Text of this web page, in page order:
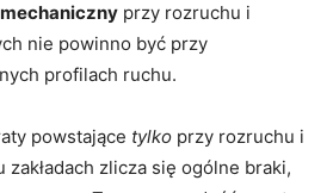
przy rozruchu i
nie powinno być przy
profilach ruchu.
powstające tylko przy rozruchu i
zakładach zlicza się ogólne braki,